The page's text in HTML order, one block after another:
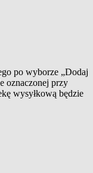
po wyborze „Dodaj
oznaczonej przy
wysyłkową będzie